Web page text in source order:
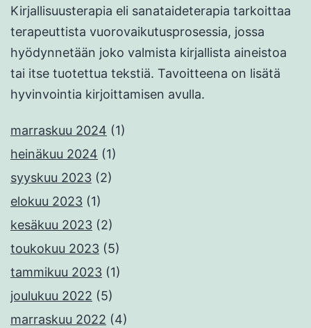
Kirjallisuusterapia eli sanataideterapia tarkoittaa
terapeuttista vuorovaikutusprosessia, jossa
hyödynnetään joko valmista kirjallista aineistoa
tai itse tuotettua tekstiä. Tavoitteena on lisätä
hyvinvointia kirjoittamisen avulla.
marraskuu 2024 (1)
heinäkuu 2024 (1)
syyskuu 2023 (2)
elokuu 2023 (1)
kesäkuu 2023 (2)
toukokuu 2023 (5)
tammikuu 2023 (1)
joulukuu 2022 (5)
marraskuu 2022 (4)